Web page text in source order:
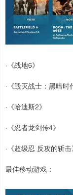
·《战地6》
·《毁灭战士：黑暗时
·《哈迪斯2》
·《忍者龙剑传4》
·《超级忍 反攻的斩击
最佳移动游戏：